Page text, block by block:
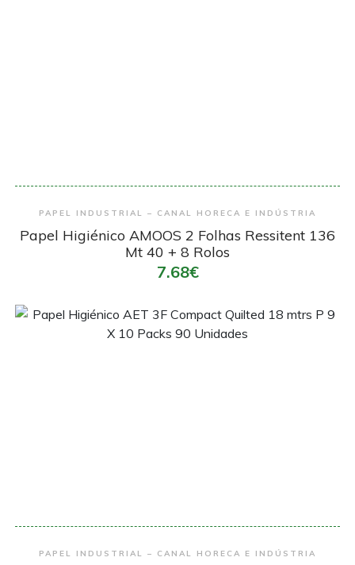
Encomendar
PAPEL INDUSTRIAL – CANAL HORECA E INDÚSTRIA
Papel Higiénico AMOOS 2 Folhas Ressitent 136
Mt 40 + 8 Rolos
7.68€
Encomendar
PAPEL INDUSTRIAL – CANAL HORECA E INDÚSTRIA